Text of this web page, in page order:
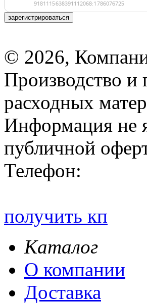
зарегистрироваться
© 2026,
Производство и
расходных
Информация не
публичной
Телефон:
получить кп
Каталог
О компании
Доставка